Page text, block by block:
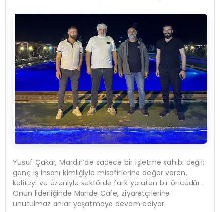
Yusuf Çakar, Mardin’de sadece bir işletme sahibi değil;
genç iş insanı kimliğiyle misafirlerine değer veren,
kaliteyi ve özeniyle sektörde fark yaratan bir öncüdür.
Onun liderliğinde Maride Cafe, ziyaretçilerine
unutulmaz anlar yaşatmaya devam ediyor.